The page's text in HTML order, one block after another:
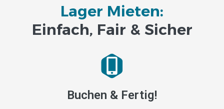
Lager Mieten:
Einfach, Fair & Sicher
Buchen & Fertig!